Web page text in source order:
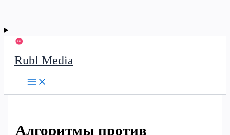
Rubl Media
Алгоритмы против